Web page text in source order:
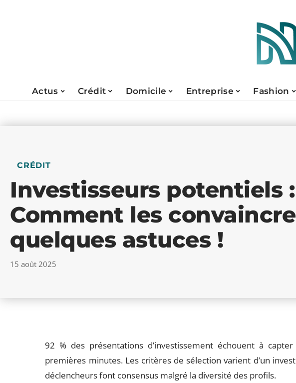
Actus Crédit Domicile Entreprise Fashion
CRÉDIT
Investisseurs potentiels :
Comment les
quelques astuces !
15 août 2025
92 % des présentations d’investissement échouent à
premières minutes. Les critères de sélection varient d’un
déclencheurs font consensus malgré la diversité des profils.